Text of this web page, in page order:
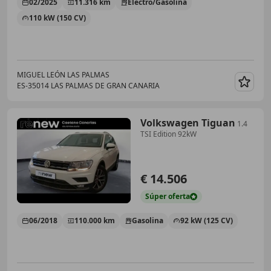
02/2025 11.316 km
Electro/Gasolina
110 kW (150 CV)
MIGUEL LEÓN LAS PALMAS
ES-35014 LAS PALMAS DE GRAN CANARIA
Volkswagen Tiguan 1.4
TSI Edition 92kW
€ 14.506
Súperoferta
06/2018 110.000 km Gasolina 92 kW (125 CV)